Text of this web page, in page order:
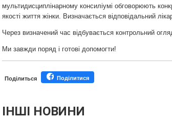
мультидисциплінарному консиліумі обговорюють
якості життя жінки. Визначається відповідальний
Через визначений час відбувається контрольний
Ми завжди поряд і готові допомогти!
Поділиться Поділитися
ІНШІ НОВИНИ